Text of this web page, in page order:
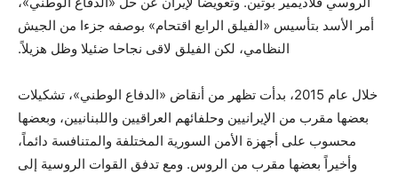
أمر الأسد بتأسيس «الفيلق الرابع اقتحام» بوصفه جزءا من الجيش
النظامي، لكن الفيلق لاقى نجاحا ضئيلا وظل هزيلاً.
خلال عام 2015، بدأت تظهر من أنقاض «الدفاع الوطني»، تشكيلات
بعضها مقرب من الإيرانيين وحلفائهم العراقيين واللبنانيين، وبعضها
محسوب على أجهزة الأمن السورية المختلفة والمتنافسة دائماً،
وأخيراً بعضها مقرب من الروس. ومع تدفق القوات الروسية إلى